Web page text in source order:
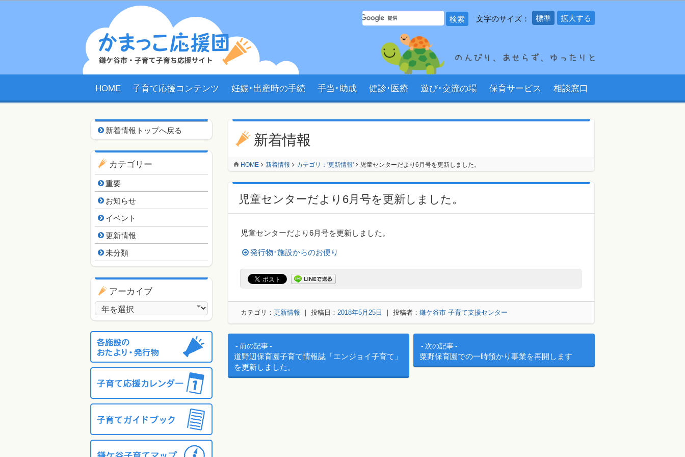
サイト内 検索フォーム 文字のサイズ： 標準 拡大する
HOME 子育て応援コンテンツ 妊娠･出産時の手続 手当･助成 健診･医療 遊び･交流の場 保育サービス 相談窓口
新着情報
HOME 新着情報 カテゴリ：'更新情報' 児童センターだより6月号を更新しました。
児童センターだより6月号を更新しました。
児童センターだより6月号を更新しました。
発行物･施設からのお便り
カテゴリ： 更新情報 ｜ 投稿日： 2018年5月25日 ｜ 投稿者： 鎌ケ谷市 子育て支援センター
投稿ナビゲーション
前の記事
道野辺保育園子育て情報誌「エンジョイ子育て」
を更新しました。
次の記事
粟野保育園での一時預かり事業を再開します
新着情報用ナビゲーション
新着情報トップへ戻る
カテゴリー
重要
お知らせ
イベント
更新情報
未分類
アーカイブ
アーカイブ